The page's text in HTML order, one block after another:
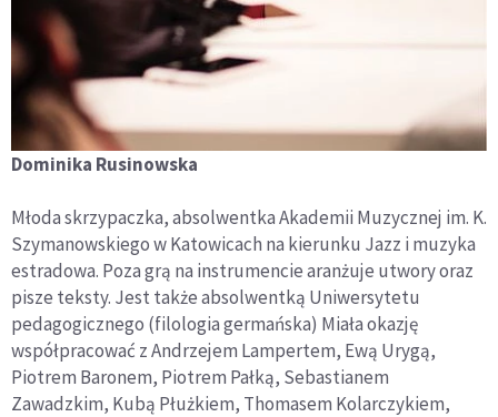
Dominika Rusinowska
Młoda skrzypaczka, absolwentka Akademii Muzycznej im. K.
Szymanowskiego w Katowicach na kierunku Jazz i muzyka
estradowa. Poza grą na instrumencie aranżuje utwory oraz
pisze teksty. Jest także absolwentką Uniwersytetu
pedagogicznego (filologia germańska) Miała okazję
współpracować z Andrzejem Lampertem, Ewą Urygą,
Piotrem Baronem, Piotrem Pałką, Sebastianem
Zawadzkim, Kubą Płużkiem, Thomasem Kolarczykiem,